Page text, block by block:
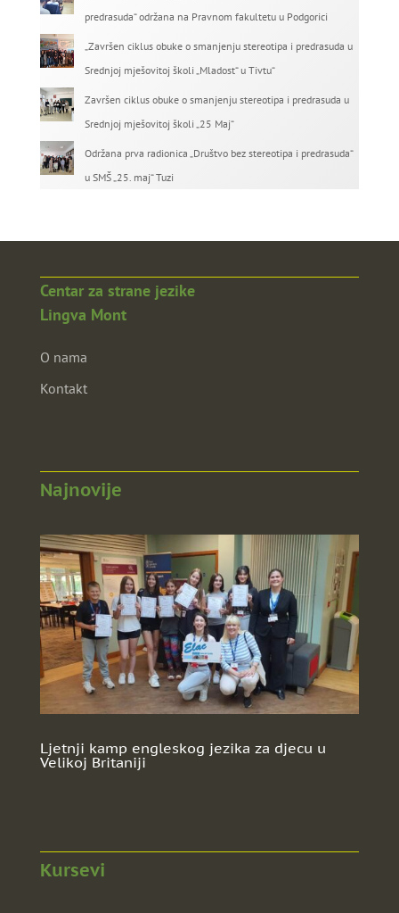
predrasuda“ održana na Pravnom fakultetu u Podgorici
„Završen ciklus obuke o smanjenju stereotipa i predrasuda u
Srednjoj mješovitoj školi „Mladost“ u Tivtu“
Završen ciklus obuke o smanjenju stereotipa i predrasuda u
Srednjoj mješovitoj školi „25 Maj“
Održana prva radionica „Društvo bez stereotipa i predrasuda“
u SMŠ „25. maj“ Tuzi
Centar za strane jezike
Lingva Mont
O nama
Kontakt
Najnovije
Ljetnji kamp engleskog jezika za djecu u
Velikoj Britaniji
Kursevi